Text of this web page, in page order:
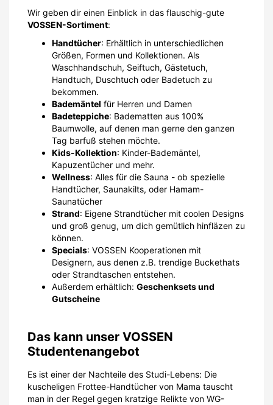
Wir geben dir einen Einblick in das flauschig-gute
VOSSEN-Sortiment:
Handtücher: Erhältlich in unterschiedlichen
Größen, Formen und Kollektionen. Als
Waschhandschuh, Seiftuch, Gästetuch,
Handtuch, Duschtuch oder Badetuch zu
bekommen.
Bademäntel für Herren und Damen
Badeteppiche: Badematten aus 100%
Baumwolle, auf denen man gerne den ganzen
Tag barfuß stehen möchte.
Kids-Kollektion: Kinder-Bademäntel,
Kapuzentücher und mehr.
Wellness: Alles für die Sauna - ob spezielle
Handtücher, Saunakilts, oder Hamam-
Saunatücher
Strand: Eigene Strandtücher mit coolen Designs
und groß genug, um dich gemütlich hinfläzen zu
können.
Specials: VOSSEN Kooperationen mit
Designern, aus denen z.B. trendige Buckethats
oder Strandtaschen entstehen.
Außerdem erhältlich: Geschenksets und
Gutscheine
Das kann unser VOSSEN
Studentenangebot
Es ist einer der Nachteile des Studi-Lebens: Die
kuscheligen Frottee-Handtücher von Mama tauscht
man in der Regel gegen kratzige Relikte von WG-